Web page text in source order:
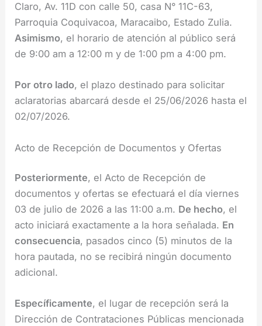
Claro, Av. 11D con calle 50, casa N° 11C-63,
Parroquia Coquivacoa, Maracaibo, Estado Zulia.
Asimismo, el horario de atención al público será
de 9:00 am a 12:00 m y de 1:00 pm a 4:00 pm.
Por otro lado, el plazo destinado para solicitar
aclaratorias abarcará desde el 25/06/2026 hasta el
02/07/2026.
Acto de Recepción de Documentos y Ofertas
Posteriormente, el Acto de Recepción de
documentos y ofertas se efectuará el día viernes
03 de julio de 2026 a las 11:00 a.m. De hecho, el
acto iniciará exactamente a la hora señalada. En
consecuencia, pasados cinco (5) minutos de la
hora pautada, no se recibirá ningún documento
adicional.
Específicamente, el lugar de recepción será la
Dirección de Contrataciones Públicas mencionada